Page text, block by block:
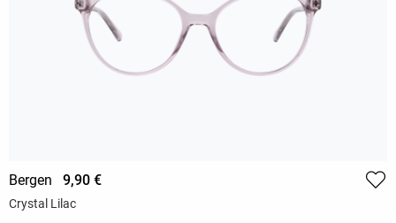
Bergen 9,90 €
Crystal Lilac